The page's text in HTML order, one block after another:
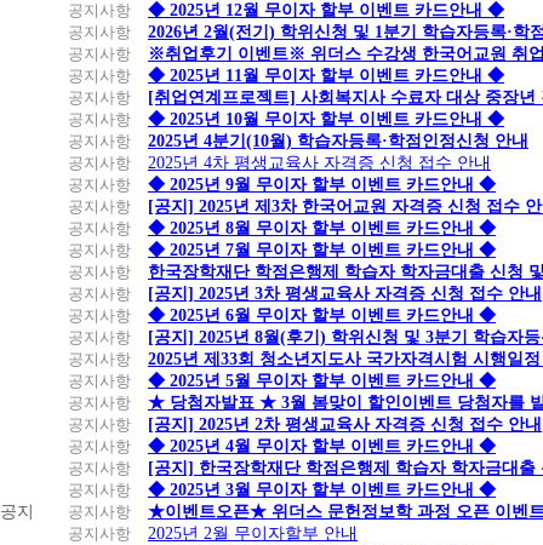
공지사항
◆ 2025년 12월 무이자 할부 이벤트 카드안내 ◆
공지사항
2026년 2월(전기) 학위신청 및 1분기 학습자등록·학
공지사항
※취업후기 이벤트※ 위더스 수강생 한국어교원 취
공지사항
◆ 2025년 11월 무이자 할부 이벤트 카드안내 ◆
공지사항
[취업연계프로젝트] 사회복지사 수료자 대상 중장
공지사항
◆ 2025년 10월 무이자 할부 이벤트 카드안내 ◆
공지사항
2025년 4분기(10월) 학습자등록·학점인정신청 안내
공지사항
2025년 4차 평생교육사 자격증 신청 접수 안내
공지사항
◆ 2025년 9월 무이자 할부 이벤트 카드안내 ◆
공지사항
[공지] 2025년 제3차 한국어교원 자격증 신청 접수
공지사항
◆ 2025년 8월 무이자 할부 이벤트 카드안내 ◆
공지사항
◆ 2025년 7월 무이자 할부 이벤트 카드안내 ◆
공지사항
한국장학재단 학점은행제 학습자 학자금대출 신청
공지사항
[공지] 2025년 3차 평생교육사 자격증 신청 접수 안내
공지사항
◆ 2025년 6월 무이자 할부 이벤트 카드안내 ◆
공지사항
[공지] 2025년 8월(후기) 학위신청 및 3분기 학습자
공지사항
2025년 제33회 청소년지도사 국가자격시험 시행일
공지사항
◆ 2025년 5월 무이자 할부 이벤트 카드안내 ◆
공지사항
★ 당첨자발표 ★ 3월 봄맞이 할인이벤트 당첨자를
공지사항
[공지] 2025년 2차 평생교육사 자격증 신청 접수 안내
공지사항
◆ 2025년 4월 무이자 할부 이벤트 카드안내 ◆
공지사항
[공지] 한국장학재단 학점은행제 학습자 학자금대출
공지사항
◆ 2025년 3월 무이자 할부 이벤트 카드안내 ◆
공지
공지사항
★이벤트오픈★ 위더스 문헌정보학 과정 오픈 이벤
공지사항
2025년 2월 무이자할부 안내